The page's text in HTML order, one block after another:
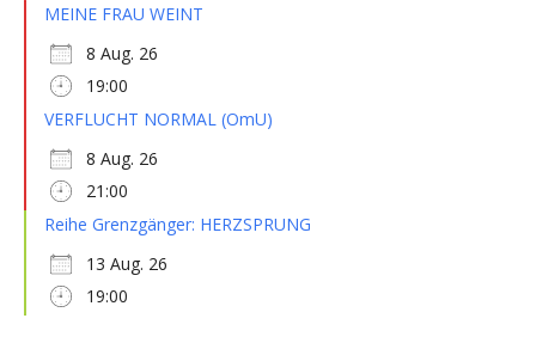
MEINE FRAU WEINT
8 Aug. 26
19:00
VERFLUCHT NORMAL (OmU)
8 Aug. 26
21:00
Reihe Grenzgänger: HERZSPRUNG
13 Aug. 26
19:00